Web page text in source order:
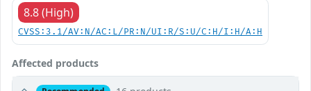
8.8 (High)
CVSS:3.1/AV:N/AC:L/PR:N/UI:R/S:U/C:H/I:H/A:H
Affected products